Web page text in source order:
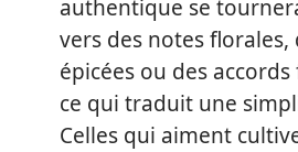
authentique se
vers des notes florales,
épicées ou des
ce qui traduit une
Celles qui aiment